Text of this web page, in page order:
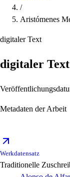
/
Aristómenes
digitaler Text
digitaler
Metadaten der Arbeit
Werkdatensatz
Traditionelle